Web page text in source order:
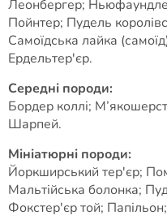
Леонбергер;
Пойнтер; Пудель
Самоїдська лайка
Ердельтер'єр.
Середні породи:
Бордер коллі;
Шарпей.
Мініатюрні породи:
Йоркширський тер'єр;
Мальтійська болонка;
Фокстер'єр той;